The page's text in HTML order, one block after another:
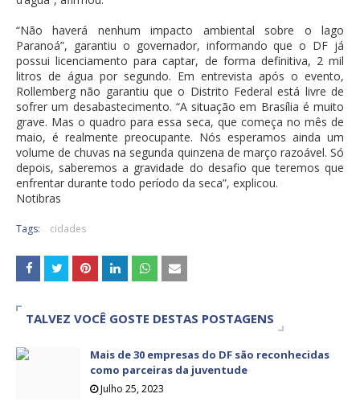
“Não haverá nenhum impacto ambiental sobre o lago
Paranoá”, garantiu o governador, informando que o DF já
possui licenciamento para captar, de forma definitiva, 2 mil
litros de água por segundo. Em entrevista após o evento,
Rollemberg não garantiu que o Distrito Federal está livre de
sofrer um desabastecimento. “A situação em Brasília é muito
grave. Mas o quadro para essa seca, que começa no mês de
maio, é realmente preocupante. Nós esperamos ainda um
volume de chuvas na segunda quinzena de março razoável. Só
depois, saberemos a gravidade do desafio que teremos que
enfrentar durante todo período da seca”, explicou.
Notibras
Tags: cidades
TALVEZ VOCÊ GOSTE DESTAS POSTAGENS
Mais de 30 empresas do DF são reconhecidas
como parceiras da juventude
Julho 25, 2023